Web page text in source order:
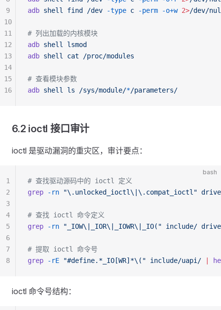
adb shell find /dev -type c -perm -o+w 2>/dev/
# 列出加载的内核模块
adb shell
lsmod
adb shell cat /proc/modules
# 查看模块参数
adb shell ls /sys/module/*/parameters/
9
10
11
12
13
14
15
16
6.2 ioctl 接口审计
ioctl 是驱动漏洞的重灾区，审计要点：
bash
# 查找驱动源码中的 ioctl 定义
grep -rn "\.unlocked_ioctl\|\.compat_ioctl"
# 查找 ioctl 命令定义
grep -rn "_IOW\|_IOR\|_IOWR\|_IO(" include/
# 提取 ioctl 命令号
grep -rE "#define.*_IO[WR]*\(" include/uapi/
1
2
3
4
5
6
7
8
ioctl 命令号结构：